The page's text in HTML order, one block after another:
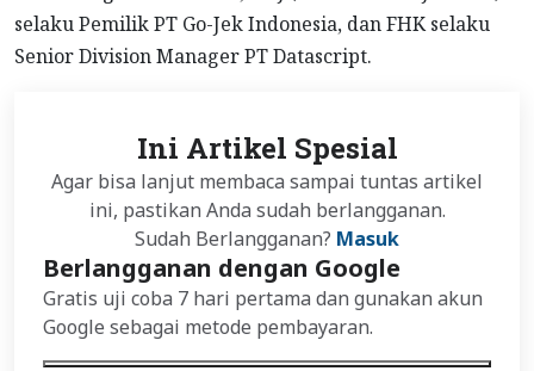
selaku Pemilik PT Go-Jek Indonesia, dan FHK selaku
Senior Division Manager PT Datascript.
Ini Artikel Spesial
Agar bisa lanjut membaca sampai tuntas artikel
ini, pastikan Anda sudah berlangganan.
Sudah Berlangganan? Masuk
Berlangganan dengan Google
Gratis uji coba 7 hari pertama dan gunakan akun
Google sebagai metode pembayaran.